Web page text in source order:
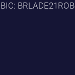
BIC: BRLADE21ROB